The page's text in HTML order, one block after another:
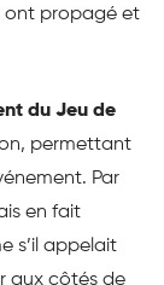
ont propagé et
du Jeu de
permettant
Par
en fait
s’il appelait
aux côtés de